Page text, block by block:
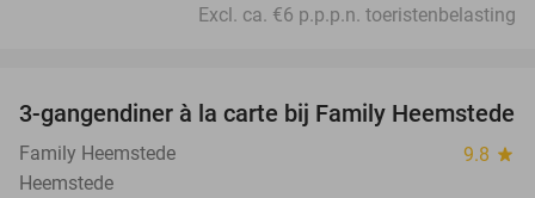
Excl. ca. €6 p.p.p.n. toeristenbelasting
34%
3-gangendiner à la carte bij Family Heemstede
Family Heemstede 9.8 star
Heemstede